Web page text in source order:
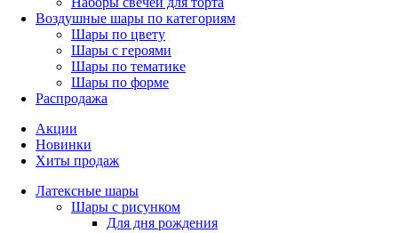
Воздушные шары по категориям
Шары по цвету
Шары с героями
Шары по тематике
Шары по форме
Распродажа
Акции
Новинки
Хиты продаж
Латексные шары
Шары с рисунком
Для дня рождения